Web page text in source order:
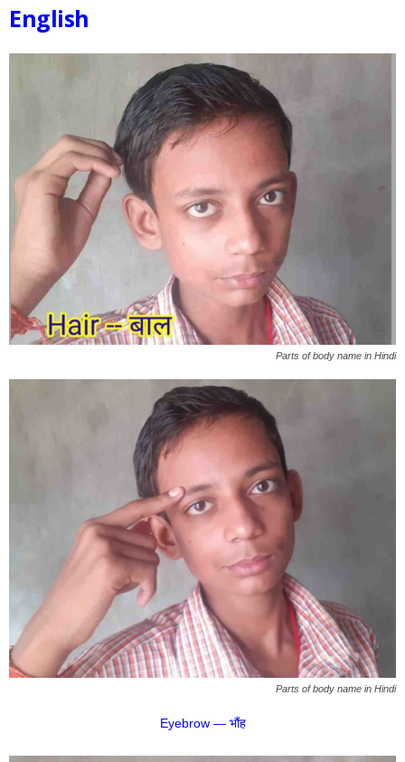
English
Parts of body name in Hindi
Parts of body name in Hindi
Eyebrow — भौंह